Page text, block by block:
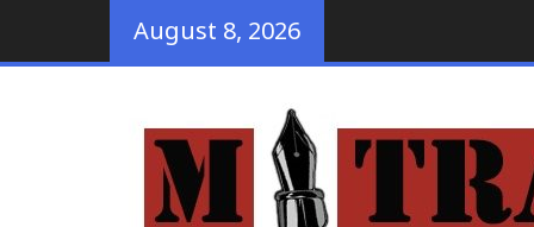
August 8, 2026